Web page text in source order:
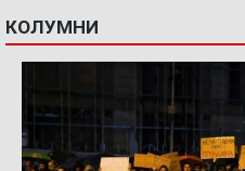
КОЛУМНИ